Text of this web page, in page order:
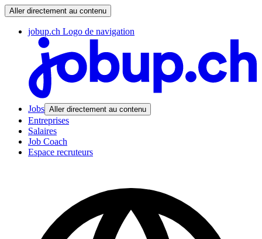
Aller directement au contenu
jobup.ch Logo de navigation
Jobs Aller directement au contenu
Entreprises
Salaires
Job Coach
Espace recruteurs